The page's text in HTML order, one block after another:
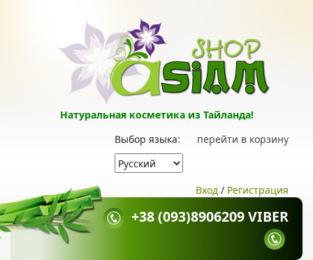
Натуральная косметика из Тайланда!
перейти в корзину
Выбор языка:
Вход / Регистрация
+38 (093)8906209 VIBER